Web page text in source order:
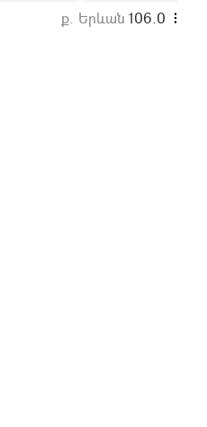
ք. Երևան 106.0